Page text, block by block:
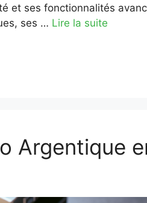
et ses fonctionnalités
ses … Lire la suite
Argentique